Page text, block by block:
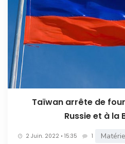
Taïwan arrête de
Russie et à la
2 Juin. 2022 • 15:35 1